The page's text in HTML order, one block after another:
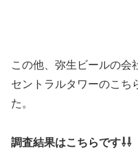
この他、弥生ビールの会
セントラルタワーのこち
た。
調査結果はこちらです⇩⇩